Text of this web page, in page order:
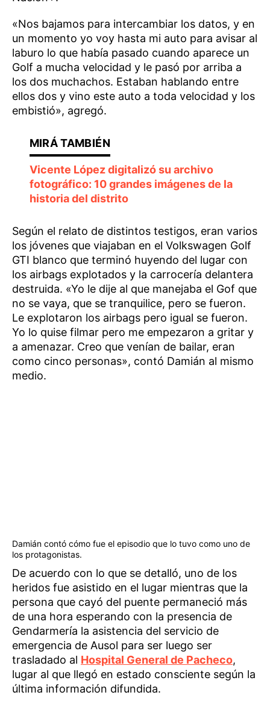
«Nos bajamos para intercambiar los datos, y en
un momento yo voy hasta mi auto para avisar al
laburo lo que había pasado cuando aparece un
Golf a mucha velocidad y le pasó por arriba a
los dos muchachos. Estaban hablando entre
ellos dos y vino este auto a toda velocidad y los
embistió», agregó.
Vicente López digitalizó su archivo
fotográfico: 10 grandes imágenes de la
historia del distrito
Según el relato de distintos testigos, eran varios
los jóvenes que viajaban en el Volkswagen Golf
GTI blanco que terminó huyendo del lugar con
los airbags explotados y la carrocería delantera
destruida. «Yo le dije al que manejaba el Gof que
no se vaya, que se tranquilice, pero se fueron.
Le explotaron los airbags pero igual se fueron.
Yo lo quise filmar pero me empezaron a gritar y
a amenazar. Creo que venían de bailar, eran
como cinco personas», contó Damián al mismo
medio.
Damián contó cómo fue el episodio que lo tuvo como uno de
los protagonistas.
De acuerdo con lo que se detalló, uno de los
heridos fue asistido en el lugar mientras que la
persona que cayó del puente permaneció más
de una hora esperando con la presencia de
Gendarmería la asistencia del servicio de
emergencia de Ausol para ser luego ser
trasladado al Hospital General de Pacheco,
lugar al que llegó en estado consciente según la
última información difundida.